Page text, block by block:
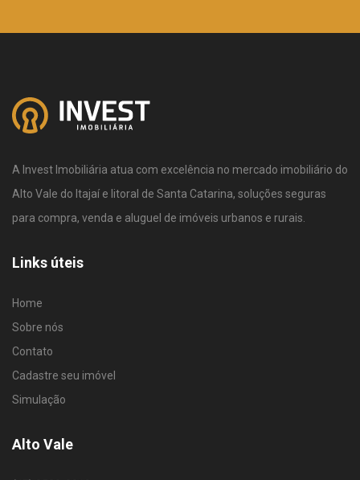
A Invest Imobiliária atua com excelência no mercado imobiliário do
Alto Vale do Itajaí e litoral de Santa Catarina, soluções seguras
para compra, venda e aluguel de imóveis urbanos e rurais.
Links úteis
Home
Sobre nós
Contato
Cadastre seu imóvel
Simulação
Alto Vale